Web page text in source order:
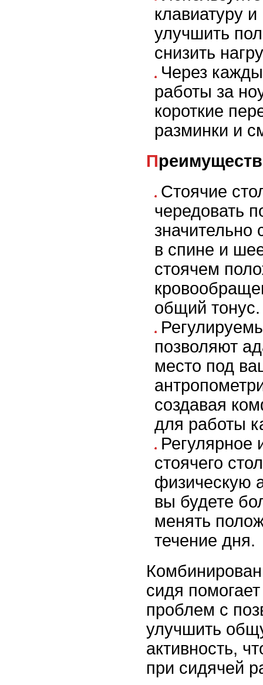
клавиатуру
улучшить
снизить
Через
работы за
короткие
разминки и
Стоячие
чередовать
значительно
в спине и
стоячем
общий тонус.
позволяют
место под
создавая
для работы
Регулярное
стоячего
физическую
вы будете
менять
течение дня.
сидя
проблем с
улучшить
активность,
при сидячей